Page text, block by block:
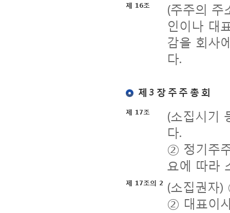
제 16조
(주주의 주
인이나 대
감을 회사
다.
제 3 장 주 주 총 회
제 17조
(소집시기
다.
② 정기주
요에 따라
제 17조의 2 (소집권자
② 대표이